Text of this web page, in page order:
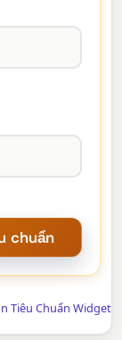
Tiêu Chuẩn Widget